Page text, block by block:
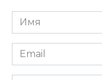
Имя
*
Email
*